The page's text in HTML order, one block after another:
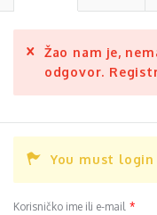
Žao nam je,
odgovor.
You must
Korisničko ime ili e-mail *